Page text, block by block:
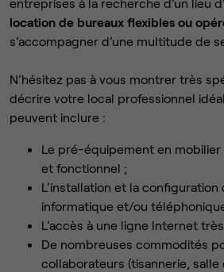
entreprises à la recherche d’un lieu
location de bureaux flexibles ou
s’accompagner d’une multitude de
N’hésitez pas à vous montrer très
décrire votre local professionnel
peuvent inclure :
Le pré-équipement en
et fonctionnel ;
L’installation et la configuration
informatique et/ou
L’accès à une ligne Internet
De nombreuses commodités
collaborateurs (tisannerie, salle